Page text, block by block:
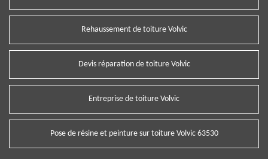
Rehaussement de toiture Volvic
Devis réparation de toiture Volvic
Entreprise de toiture Volvic
Pose de résine et peinture sur toiture Volvic 63530